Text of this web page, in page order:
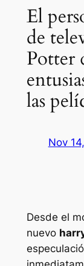
El
de
Potter
las
Nov
Desde el
nuevo